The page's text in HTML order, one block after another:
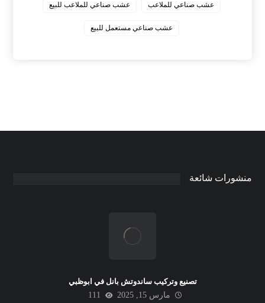
عشب صناعي للملاعب عشب صناعي للملاعب للبيع
عشب صناعي مستعمل للبيع
منشورات شائعة
تصنيع وتركيب ساندوتش بانل في ابوظبي
مارس 15, 2025
111